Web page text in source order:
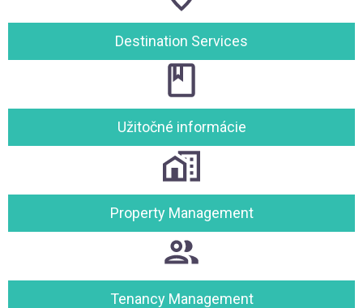
Destination Services
Užitočné informácie
Property Management
Tenancy Management